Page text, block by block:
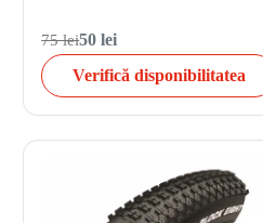
75 lei50 lei
Verifică disponibilitatea